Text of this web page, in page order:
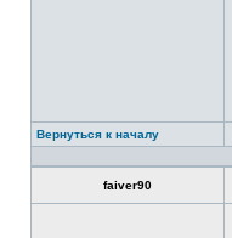
Вернуться к началу
faiver90